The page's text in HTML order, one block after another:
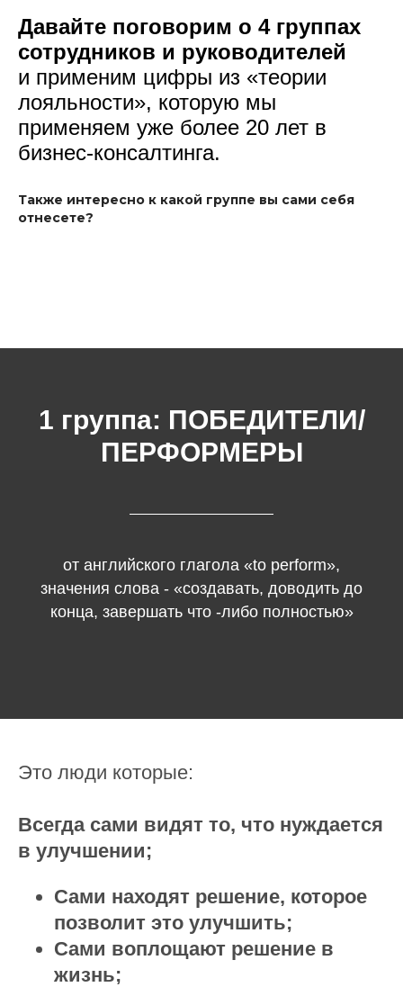
Давайте поговорим о 4 группах
сотрудников и руководителей
и применим цифры из «теории
лояльности», которую мы
применяем уже более 20 лет в
бизнес-консалтинга.
Также интересно к какой группе вы сами себя
отнесете?
1 группа: ПОБЕДИТЕЛИ/
ПЕРФОРМЕРЫ
от английского глагола «to perform»,
значения слова - «создавать, доводить до
конца, завершать что -либо полностью»
Это люди которые:
Всегда сами видят то, что нуждается
в улучшении;
Сами находят решение, которое
позволит это улучшить;
Сами воплощают решение в
жизнь;